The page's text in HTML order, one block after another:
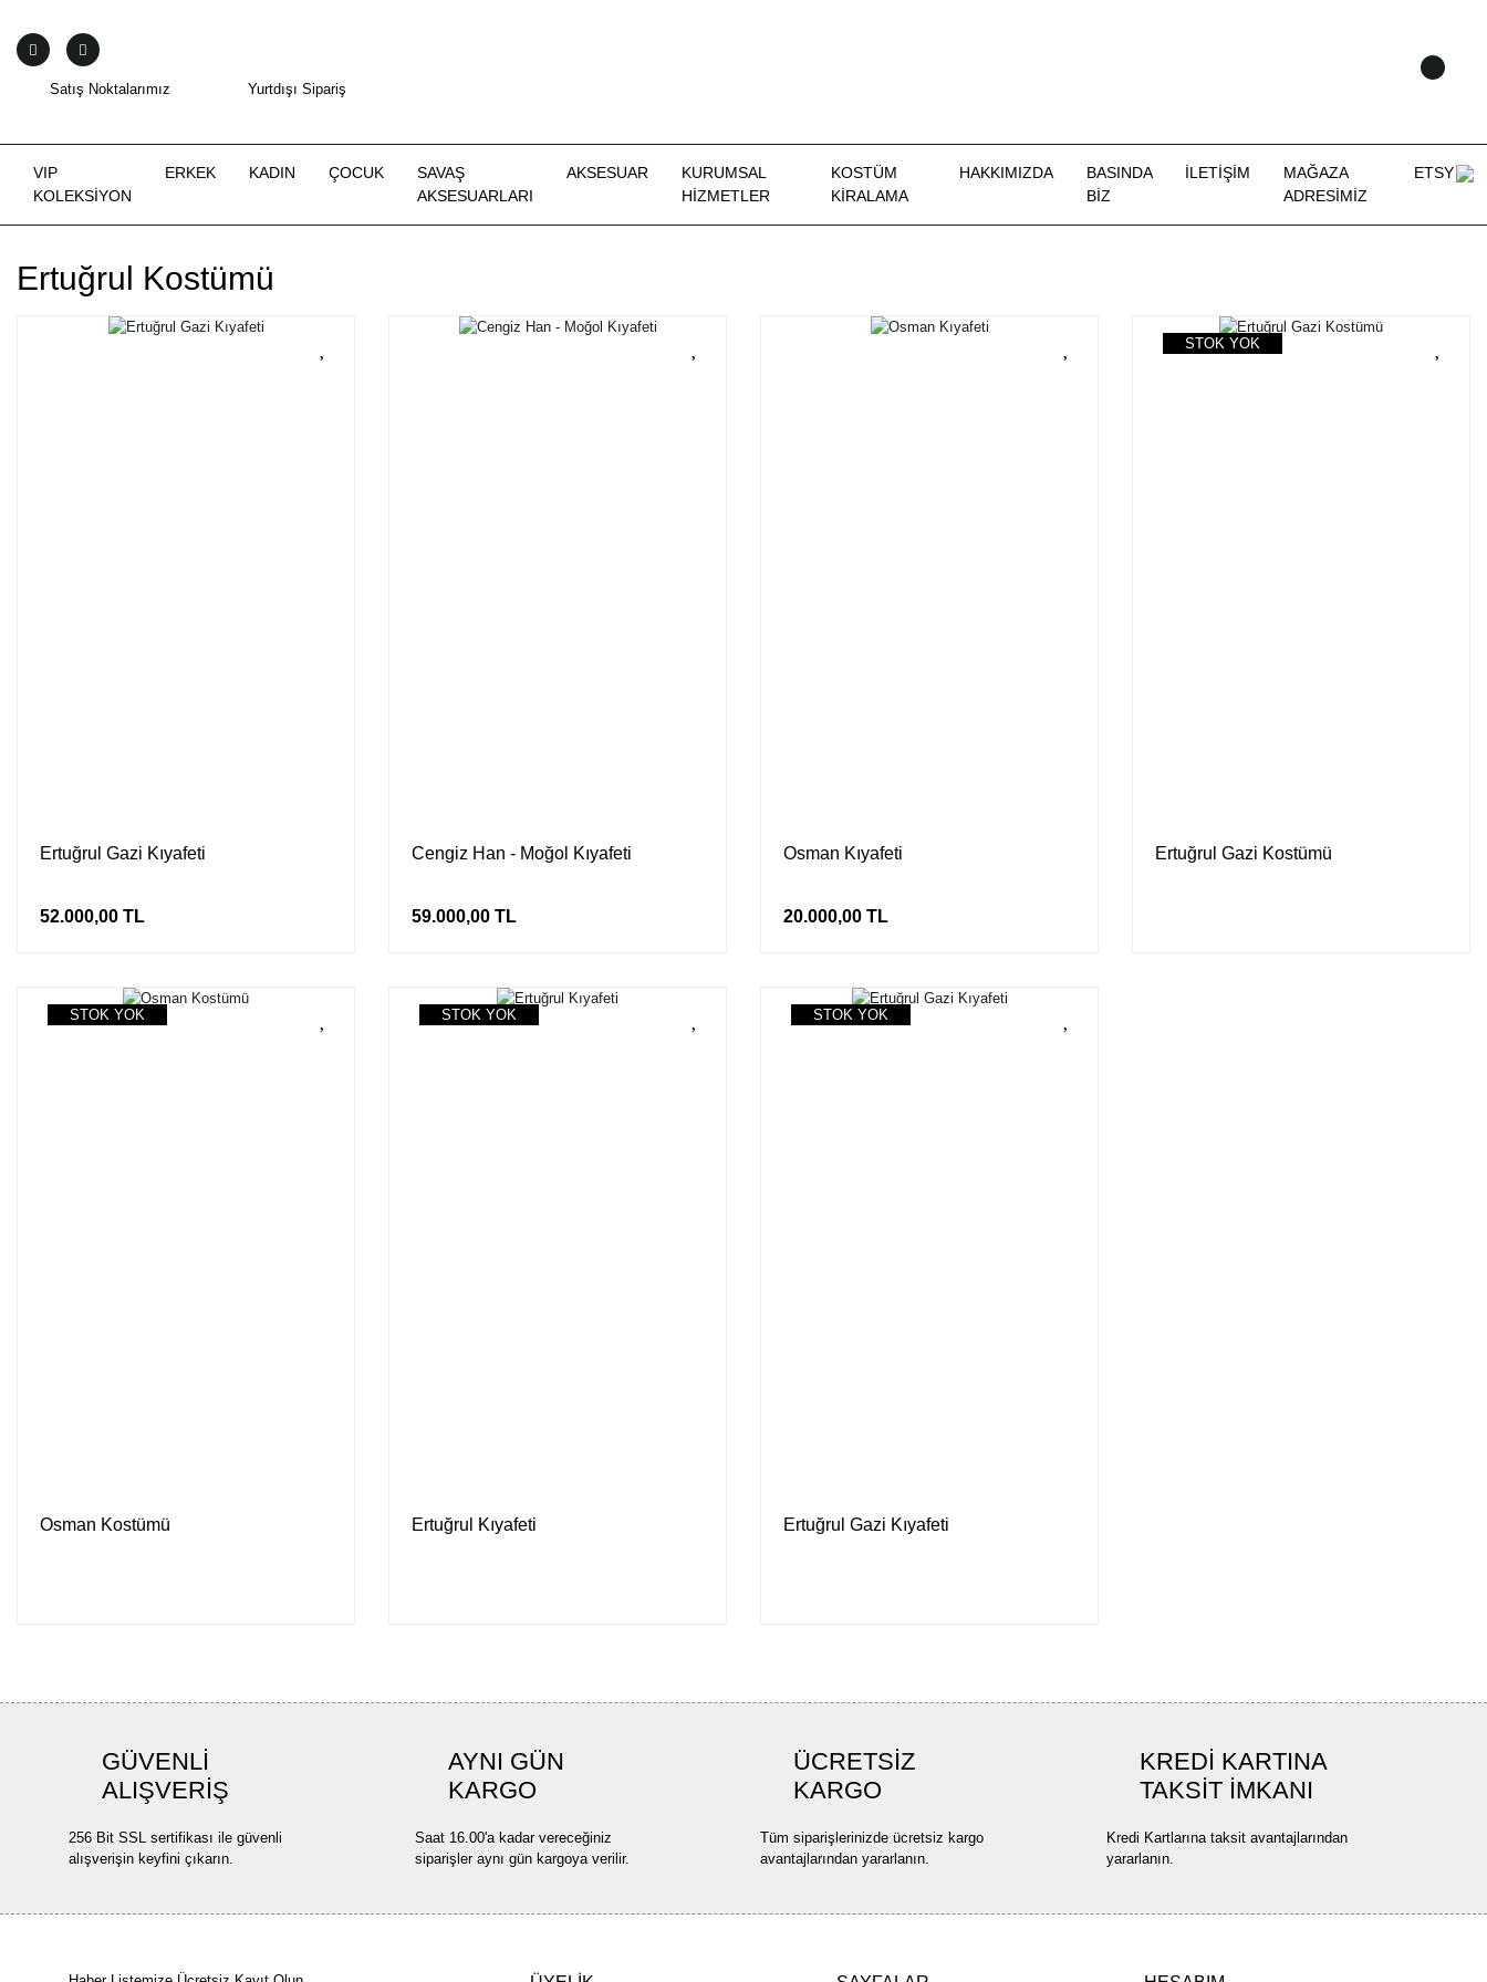
Satış Noktalarımız Yurtdışı Sipariş
VIP
KOLEKSİYON
ERKEK KADIN ÇOCUK
SAVAŞ
AKSESUARLARI
AKSESUAR
KURUMSAL
HİZMETLER
KOSTÜM
KIRALAMA
HAKKIMIZDA
BASINDA
BİZ
İLETİŞİM
MAĞAZA
ADRESİMİZ
ETSY
Ertuğrul Kostümü
Ertuğrul Gazi Kıyafeti
52.000,00 TL
Cengiz Han - Moğol Kıyafeti
59.000,00 TL
Osman Kıyafeti
20.000,00 TL
STOK YOK
Ertuğrul Gazi Kostümü
STOK YOK
Osman Kostümü
STOK YOK
Ertuğrul Kıyafeti
STOK YOK
Ertuğrul Gazi Kıyafeti
GÜVENLİ
ALIŞVERİŞ
256 Bit SSL sertifikası ile güvenli
alışverişin keyfini çıkarın.
AYNI GÜN
KARGO
Saat 16.00'a kadar vereceğiniz
siparişler aynı gün kargoya verilir.
ÜCRETSİZ
KARGO
Tüm siparişlerinizde ücretsiz kargo
avantajlarından yararlanın.
KREDİ KARTINA
TAKSİT İMKANI
Kredi Kartlarına taksit avantajlarından
yararlanın.